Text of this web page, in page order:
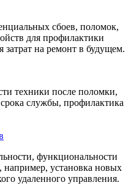
сбоев, поломок,
для профилактики
на ремонт в будущем.
техники после поломки,
службы, профилактика
функциональности
например, установка новых
удаленного управления.